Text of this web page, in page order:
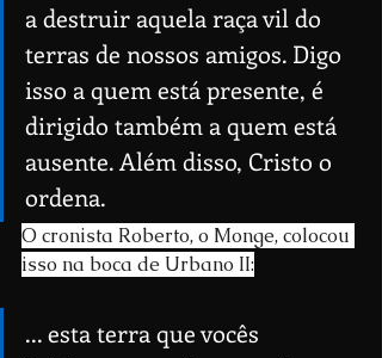
a destruir aquela raça vil do
terras de nossos amigos. Digo
isso a quem está presente, é
dirigido também a quem está
ausente. Além disso, Cristo o
ordena.
O cronista Roberto, o Monge, colocou
isso na boca de Urbano II:
... esta terra que vocês